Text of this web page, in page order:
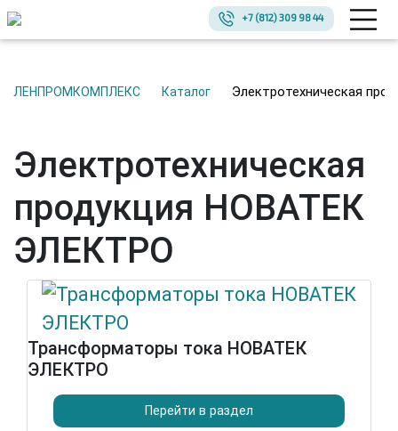
+7 (812) 309 98 44
ЛЕНПРОМКОМПЛЕКС Каталог Электротехническая
Электротехническая
продукция НОВАТЕК
ЭЛЕКТРО
Трансформаторы тока НОВАТЕК
ЭЛЕКТРО
Перейти в раздел